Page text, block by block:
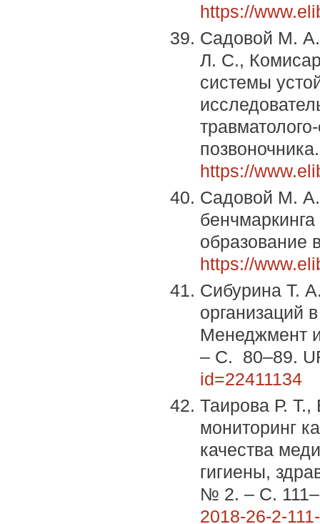
https://
Садовой М.
Л. С.,
системы
https://
Садовой М.
образование
https://
Сибурина Т.
организаций
Менеджмент
– С. 80–89.
id=22411134
Таирова Р.
мониторинг
качества
гигиены,
№ 2. – С.
2018-26-2-